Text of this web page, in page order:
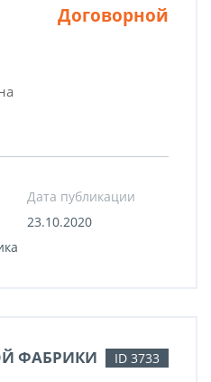
Договорной
Дата публикации
23.10.2020
ФАБРИКИ ID 3733